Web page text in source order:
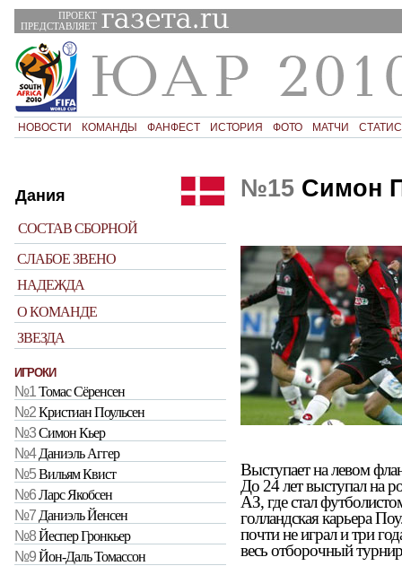
ПРОЕКТ
ПРЕДСТАВЛЯЕТ
НОВОСТИ КОМАНДЫ ФАНФЕСТ ИСТОРИЯ ФОТО МАТЧИ
Дания
СОСТАВ СБОРНОЙ
СЛАБОЕ ЗВЕНО
НАДЕЖДА
О КОМАНДЕ
ЗВЕЗДА
ИГРОКИ
№1Томас Сёренсен
№2Кристиан Поульсен
№3Симон Кьер
№4 Даниэль Аггер
№5Вильям Квист
№6Ларс Якобсен
№7 Даниэль Йенсен
№8Йеспер Гронкьер
№9Йон-Даль Томассон
№15 Симон
Выступает на левом
До 24 лет выступал на
АЗ, где стал
голландская карьера
почти не играл и три
весь отборочный